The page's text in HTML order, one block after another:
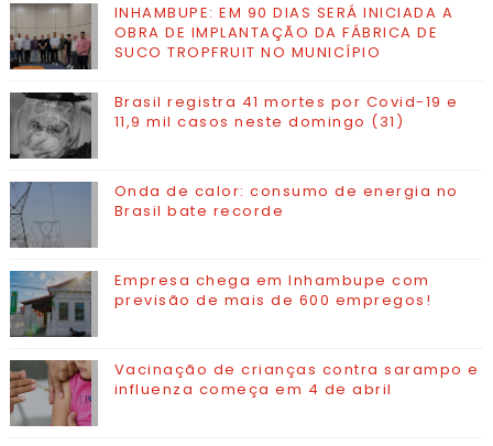
INHAMBUPE: EM 90 DIAS SERÁ INICIADA A
OBRA DE IMPLANTAÇÃO DA FÁBRICA DE
SUCO TROPFRUIT NO MUNICÍPIO
Brasil registra 41 mortes por Covid-19 e
11,9 mil casos neste domingo (31)
Onda de calor: consumo de energia no
Brasil bate recorde
Empresa chega em Inhambupe com
previsão de mais de 600 empregos!
Vacinação de crianças contra sarampo e
influenza começa em 4 de abril